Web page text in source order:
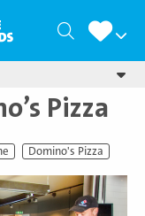
Zoeken
Pizza
Domino's Pizza